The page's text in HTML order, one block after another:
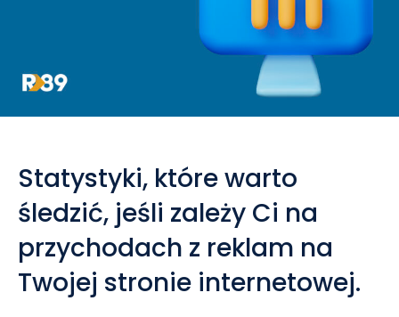
Statystyki, które warto
śledzić, jeśli zależy Ci na
przychodach z reklam na
Twojej stronie internetowej.